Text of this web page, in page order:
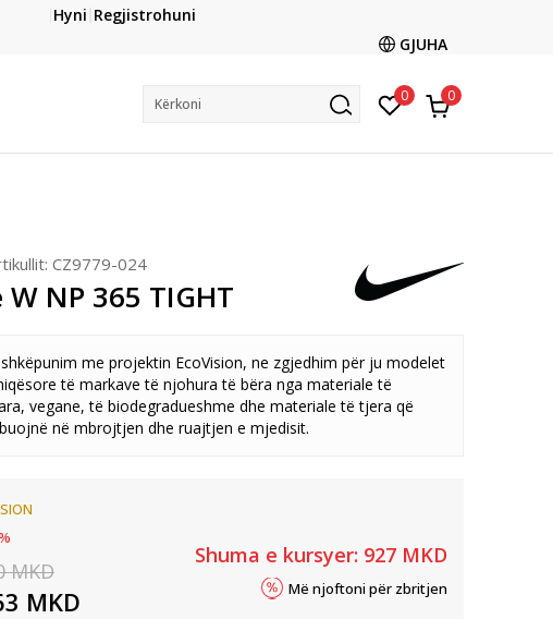
CLICK & COLLECT
Paguani me kartë online dhe bëni tërheqjen në dyqanin që ju
Hyni Regjistrohuni
GJUHA
Kërkoni 0 0
CZ9779-024
W NP 365 TIGHT
me projektin EcoVision, ne zgjedhim për ju modelet
të markave të njohura të bëra nga materiale të
vegane, të biodegradueshme dhe materiale të tjera që
në mbrojtjen dhe ruajtjen e mjedisit.
MKD
MKD
Shuma e kursyer: 927 MKD
Më njoftoni për zbritjen